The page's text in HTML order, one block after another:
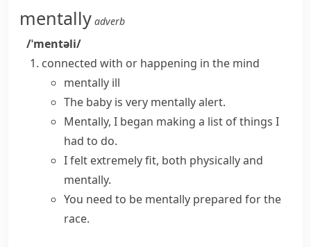
mentally adverb
/ˈmentəli/
connected with or happening in the mind
mentally ill
The baby is very mentally alert.
Mentally, I began making a list of things I
had to do.
I felt extremely fit, both physically and
mentally.
You need to be mentally prepared for the
race.